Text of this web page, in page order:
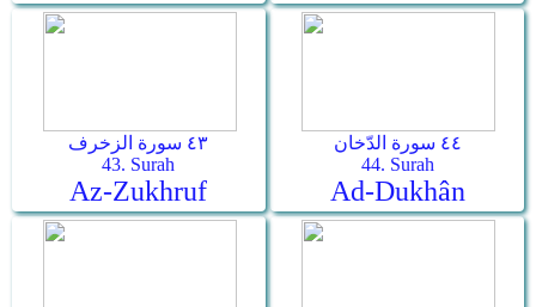
٤٣ سورة الزخرف
43. Surah
Az-Zukhruf
٤٤ سورة الدّخان
44. Surah
Ad-Dukhân